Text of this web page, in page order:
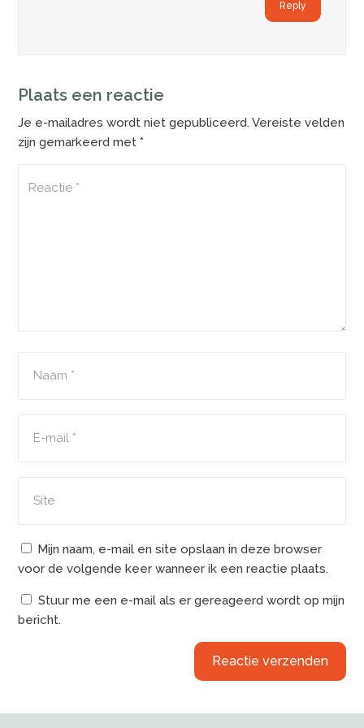
Reply
Plaats een reactie
Je e-mailadres wordt niet gepubliceerd. Vereiste velden
zijn gemarkeerd met*
Mijn naam, e-mail en site opslaan in deze browser
voor de volgende keer wanneer ik een reactie plaats.
Stuur me een e-mail als er gereageerd wordt op mijn
bericht.
Reactie verzenden